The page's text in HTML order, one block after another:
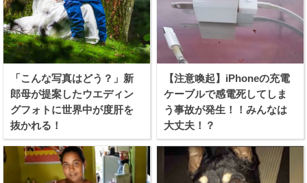
「こんな写真はどう？」新
郎母が提案したウエディン
グフォトに世界中が度肝を
抜かれる！
【注意喚起】iPhoneの充電
ケーブルで感電死してしま
う事故が発生！！みんなは
大丈夫！？